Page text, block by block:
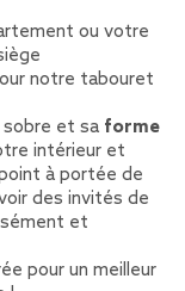
ou votre
notre tabouret
et sa forme
intérieur et
à portée de
des invités de
et
pour un meilleur